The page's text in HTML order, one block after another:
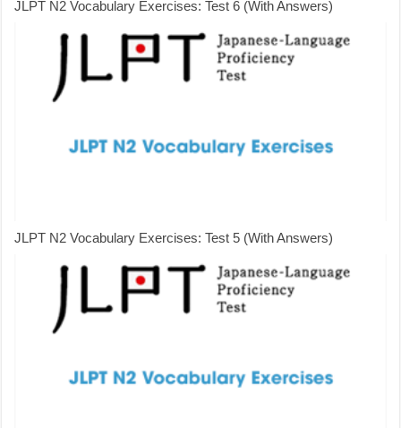
JLPT N2 Vocabulary Exercises: Test 6 (With Answers)
JLPT N2 Vocabulary Exercises: Test 5 (With Answers)